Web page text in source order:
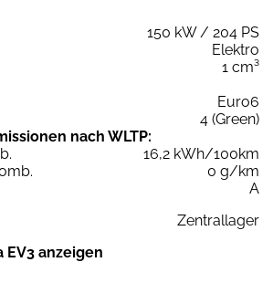
150 kW / 204 PS
Elektro
1 cm³
Euro6
4 (Green)
nach WLTP:
16,2 kWh/100km
0 g/km
A
Zentrallager
EV3 anzeigen